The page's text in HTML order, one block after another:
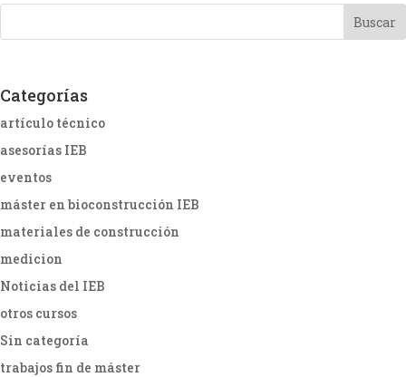
Categorías
artículo técnico
asesorías IEB
eventos
máster en bioconstrucción IEB
materiales de construcción
medicion
Noticias del IEB
otros cursos
Sin categoría
trabajos fin de máster